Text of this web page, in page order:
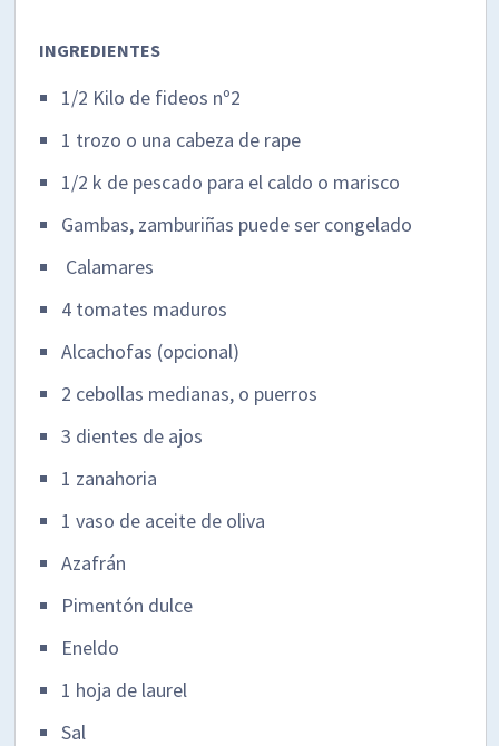
INGREDIENTES
1/2 Kilo de fideos nº2
1 trozo o una cabeza de rape
1/2 k de pescado para el caldo o marisco
Gambas, zamburiñas puede ser congelado
Calamares
4 tomates maduros
Alcachofas (opcional)
2 cebollas medianas, o puerros
3 dientes de ajos
1 zanahoria
1 vaso de aceite de oliva
Azafrán
Pimentón dulce
Eneldo
1 hoja de laurel
Sal